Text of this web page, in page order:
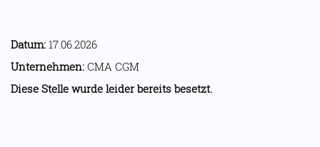
Datum: 17.06.2026
Unternehmen: CMA CGM
Diese Stelle wurde leider bereits besetzt.